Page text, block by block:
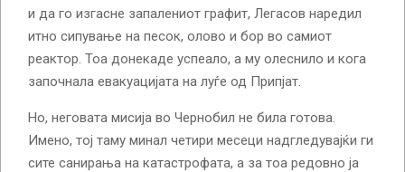
и да го изгасне запалениот графит, Легасов наредил
итно сипување на песок, олово и бор во самиот
реактор. Тоа донекаде успеало, а му олеснило и кога
започнала евакуацијата на луѓе од Припјат.
Но, неговата мисија во Чернобил не била готова.
Имено, тој таму минал четири месеци надгледувајќи ги
сите санирања на катастрофата, а за тоа редовно ја